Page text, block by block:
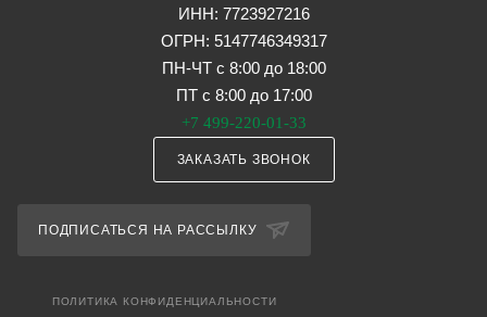
ИНН: 7723927216
ОГРН: 5147746349317
ПН-ЧТ с 8:00 до 18:00
ПТ с 8:00 до 17:00
+7 499-220-01-33
ЗАКАЗАТЬ ЗВОНОК
ПОДПИСАТЬСЯ НА РАССЫЛКУ
ПОЛИТИКА КОНФИДЕНЦИАЛЬНОСТИ